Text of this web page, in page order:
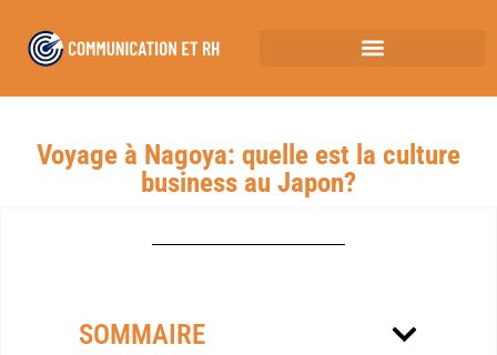
Voyage à Nagoya: quelle est la culture
business au Japon?
SOMMAIRE